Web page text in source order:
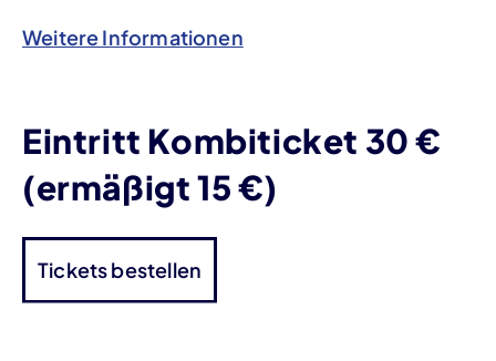
Weitere Informationen
Eintritt Kombiticket 30 €
(ermäßigt 15 €)
Tickets bestellen